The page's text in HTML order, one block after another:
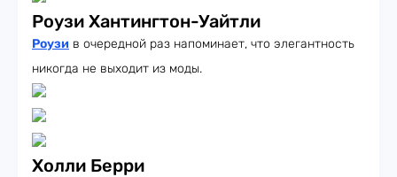
Роузи Хантингтон-Уайтли
Роузи в очередной раз напоминает, что элегантность
никогда не выходит из моды.
Холли Берри